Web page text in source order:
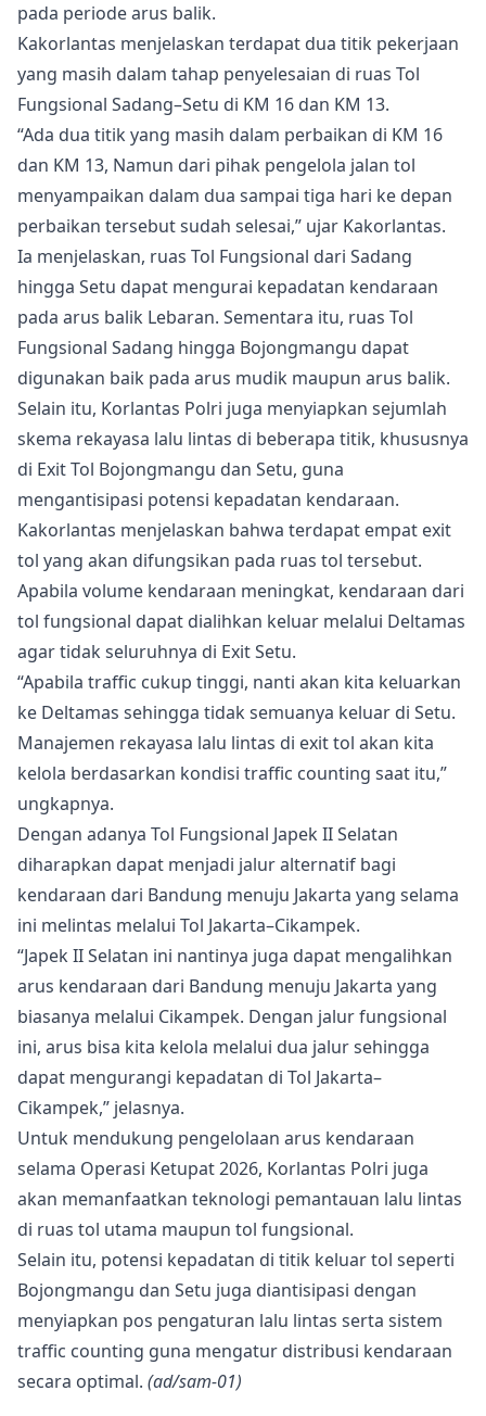
pada periode arus balik.
Kakorlantas menjelaskan terdapat dua titik pekerjaan
yang masih dalam tahap penyelesaian di ruas Tol
Fungsional Sadang–Setu di KM 16 dan KM 13.
“Ada dua titik yang masih dalam perbaikan di KM 16
dan KM 13, Namun dari pihak pengelola jalan tol
menyampaikan dalam dua sampai tiga hari ke depan
perbaikan tersebut sudah selesai,” ujar Kakorlantas.
Ia menjelaskan, ruas Tol Fungsional dari Sadang
hingga Setu dapat mengurai kepadatan kendaraan
pada arus balik Lebaran. Sementara itu, ruas Tol
Fungsional Sadang hingga Bojongmangu dapat
digunakan baik pada arus mudik maupun arus balik.
Selain itu, Korlantas Polri juga menyiapkan sejumlah
skema rekayasa lalu lintas di beberapa titik, khususnya
di Exit Tol Bojongmangu dan Setu, guna
mengantisipasi potensi kepadatan kendaraan.
Kakorlantas menjelaskan bahwa terdapat empat exit
tol yang akan difungsikan pada ruas tol tersebut.
Apabila volume kendaraan meningkat, kendaraan dari
tol fungsional dapat dialihkan keluar melalui Deltamas
agar tidak seluruhnya di Exit Setu.
“Apabila traffic cukup tinggi, nanti akan kita keluarkan
ke Deltamas sehingga tidak semuanya keluar di Setu.
Manajemen rekayasa lalu lintas di exit tol akan kita
kelola berdasarkan kondisi traffic counting saat itu,”
ungkapnya.
Dengan adanya Tol Fungsional Japek II Selatan
diharapkan dapat menjadi jalur alternatif bagi
kendaraan dari Bandung menuju Jakarta yang selama
ini melintas melalui Tol Jakarta–Cikampek.
“Japek II Selatan ini nantinya juga dapat mengalihkan
arus kendaraan dari Bandung menuju Jakarta yang
biasanya melalui Cikampek. Dengan jalur fungsional
ini, arus bisa kita kelola melalui dua jalur sehingga
dapat mengurangi kepadatan di Tol Jakarta–
Cikampek,” jelasnya.
Untuk mendukung pengelolaan arus kendaraan
selama Operasi Ketupat 2026, Korlantas Polri juga
akan memanfaatkan teknologi pemantauan lalu lintas
di ruas tol utama maupun tol fungsional.
Selain itu, potensi kepadatan di titik keluar tol seperti
Bojongmangu dan Setu juga diantisipasi dengan
menyiapkan pos pengaturan lalu lintas serta sistem
traffic counting guna mengatur distribusi kendaraan
secara optimal. (ad/sam-01)